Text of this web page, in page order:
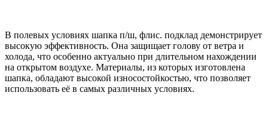
В полевых условиях шапка п/ш, флис. подклад демонстрирует
высокую эффективность. Она защищает голову от ветра и
холода, что особенно актуально при длительном нахождении
на открытом воздухе. Материалы, из которых изготовлена
шапка, обладают высокой износостойкостью, что позволяет
использовать её в самых различных условиях.